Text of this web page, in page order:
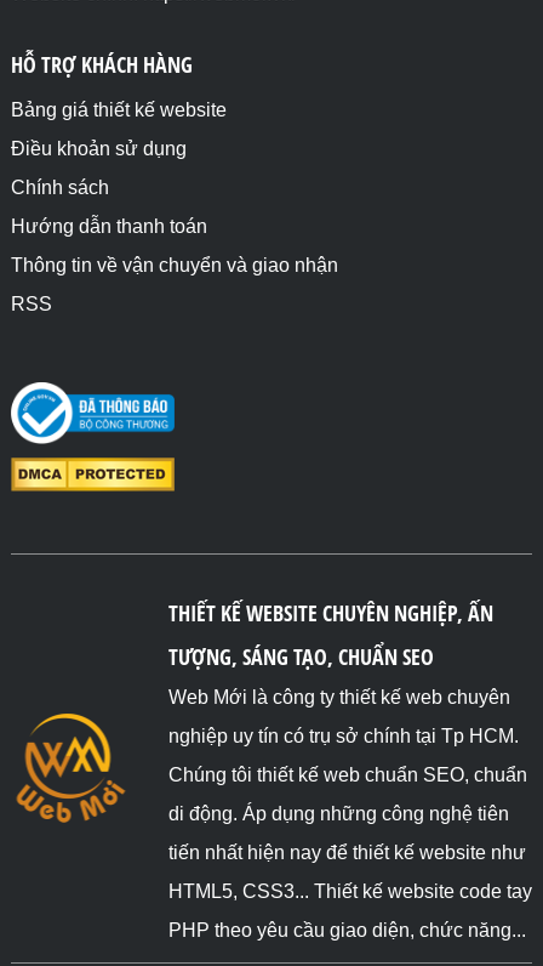
HỖ TRỢ KHÁCH HÀNG
Bảng giá thiết kế website
Điều khoản sử dụng
Chính sách
Hướng dẫn thanh toán
Thông tin về vận chuyển và giao nhận
RSS
THIẾT KẾ WEBSITE CHUYÊN NGHIỆP, ẤN
TƯỢNG, SÁNG TẠO, CHUẨN SEO
Web Mới là công ty thiết kế web chuyên
nghiệp uy tín có trụ sở chính tại Tp HCM.
Chúng tôi thiết kế web chuẩn SEO, chuẩn
di động. Áp dụng những công nghệ tiên
tiến nhất hiện nay để thiết kế website như
HTML5, CSS3... Thiết kế website code tay
PHP theo yêu cầu giao diện, chức năng...